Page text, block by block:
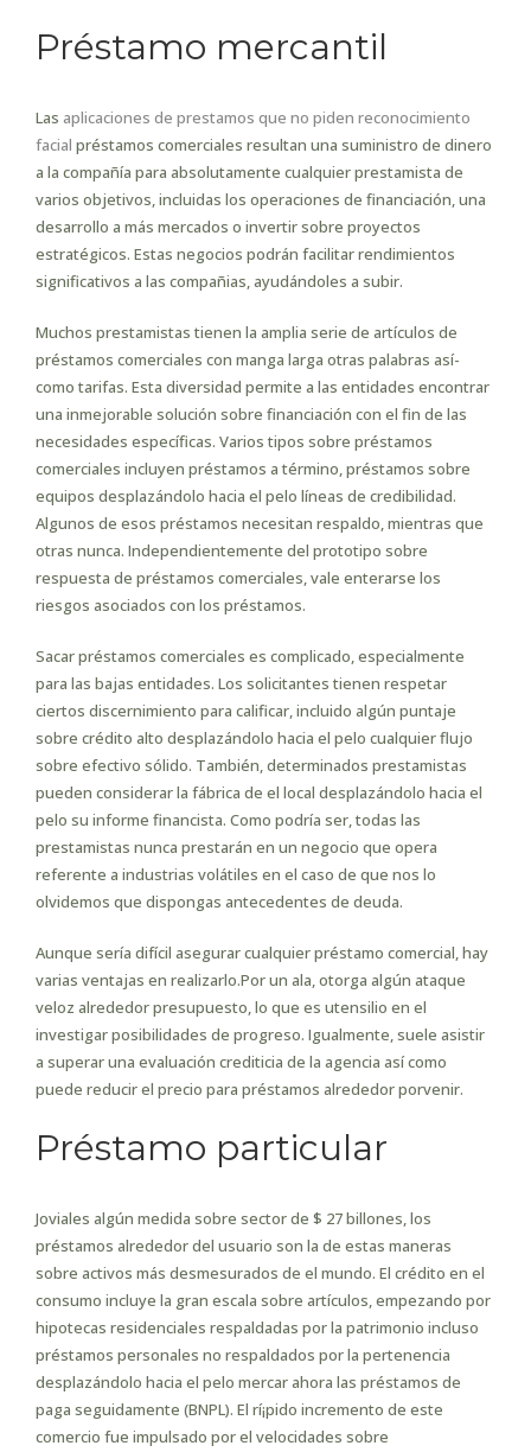
Préstamo mercantil
Las aplicaciones de prestamos que no piden reconocimiento
facial préstamos comerciales resultan una suministro de dinero
a la compañía para absolutamente cualquier prestamista de
varios objetivos, incluidas los operaciones de financiación, una
desarrollo a más mercados o invertir sobre proyectos
estratégicos. Estas negocios podrán facilitar rendimientos
significativos a las compañias, ayudándoles a subir.
Muchos prestamistas tienen la amplia serie de artículos de
préstamos comerciales con manga larga otras palabras así­
como tarifas. Esta diversidad permite a las entidades encontrar
una inmejorable solución sobre financiación con el fin de las
necesidades específicas. Varios tipos sobre préstamos
comerciales incluyen préstamos a término, préstamos sobre
equipos desplazándolo hacia el pelo líneas de credibilidad.
Algunos de esos préstamos necesitan respaldo, mientras que
otras nunca. Independientemente del prototipo sobre
respuesta de préstamos comerciales, vale enterarse los
riesgos asociados con los préstamos.
Sacar préstamos comerciales es complicado, especialmente
para las bajas entidades. Los solicitantes tienen respetar
ciertos discernimiento para calificar, incluido algún puntaje
sobre crédito alto desplazándolo hacia el pelo cualquier flujo
sobre efectivo sólido. También, determinados prestamistas
pueden considerar la fábrica de el local desplazándolo hacia el
pelo su informe financista. Como podrí­a ser, todas las
prestamistas nunca prestarán en un negocio que opera
referente a industrias volátiles en el caso de que nos lo
olvidemos que dispongas antecedentes de deuda.
Aunque serí­a difícil asegurar cualquier préstamo comercial, hay
varias ventajas en realizarlo.Por un ala, otorga algún ataque
veloz alrededor presupuesto, lo que es utensilio en el
investigar posibilidades de progreso. Igualmente, suele asistir
a superar una evaluación crediticia de la agencia así­ como
puede reducir el precio para préstamos alrededor porvenir.
Préstamo particular
Joviales algún medida sobre sector de $ 27 billones, los
préstamos alrededor del usuario son la de estas maneras
sobre activos más desmesurados de el mundo. El crédito en el
consumo incluye la gran escala sobre artículos, empezando por
hipotecas residenciales respaldadas por la patrimonio incluso
préstamos personales no respaldados por la pertenencia
desplazándolo hacia el pelo mercar ahora las préstamos de
paga seguidamente (BNPL). El rí¡pido incremento de este
comercio fue impulsado por el velocidades sobre